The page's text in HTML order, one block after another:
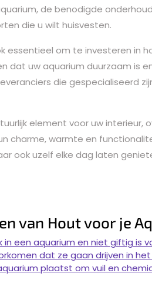
de benodigde
die u wilt huisvesten.
essentieel om te investeren in
dat uw aquarium duurzaam is
die gespecialiseerd
element voor uw interieur,
charme, warmte en
ook uzelf elke dag laten
van Hout voor je
een aquarium en niet giftig is
dat ze gaan drijven in
plaatst om vuil en